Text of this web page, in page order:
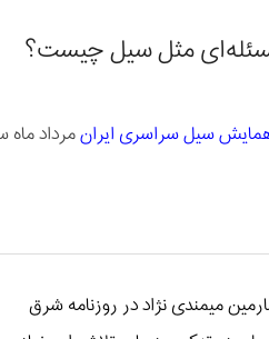
مثل سیل چیست؟
سیل سراسری ایرانمرداد ماه
میمندی‌ نژاد در روزنامه شرق